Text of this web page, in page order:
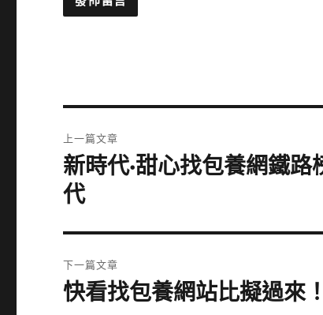
章
導
上一篇文章
上
一
篇
文
新時代·甜心找包養網鐵
代
下一篇文章
下
快看找包養網站比擬過來